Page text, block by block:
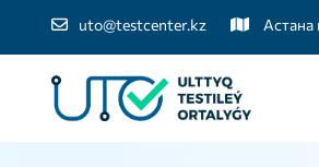
uto@testcenter.kz Астана